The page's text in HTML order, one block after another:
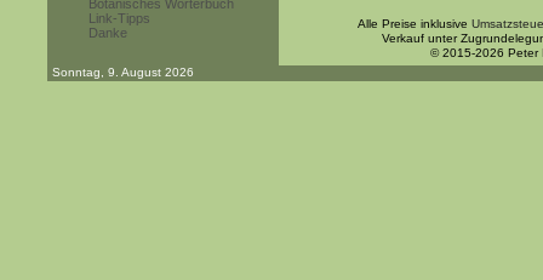
Botanisches Wörterbuch
Link-Tipps
Danke
Alle Preise inklusive
Verkauf unter
© 2015-2026 Peter
Sonntag, 9. August 2026